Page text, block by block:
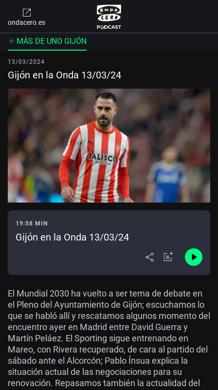
ondacero.es
MÁS DE UNO GIJÓN
13/03/2024
Gijón en la Onda 13/03/24
19:58 MIN
Gijón en la Onda 13/03/24
El Mundial 2030 ha vuelto a ser tema de debate en
el Pleno del Ayuntamiento de Gijón; escuchamos lo
que se habló allí y rescatamos algunos momento del
encuentro ayer en Madrid entre David Guerra y
Martín Peláez. El Sporting sigue entrenando en
Mareo, con Rivera recuperado, de cara al partido del
sábado ante el Alcorcón; Pablo Ínsua explica la
situación actual de las negociaciones para su
renovación. Repasamos también la actualidad del